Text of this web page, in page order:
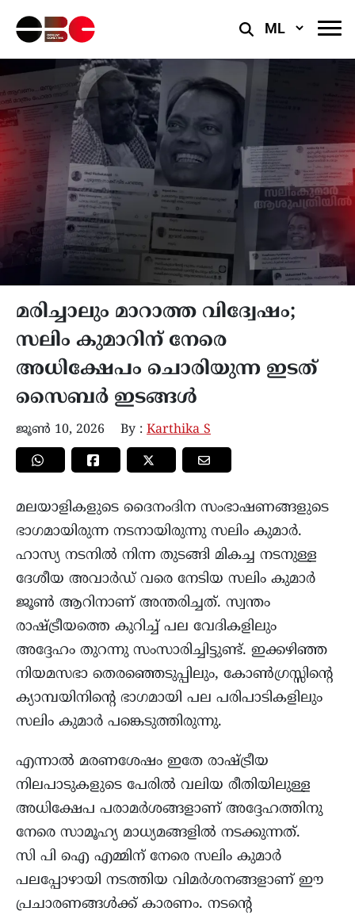
Select
മരിച്ചാലും മാറാത്ത വിദ്വേഷം;
സലിം കുമാറിന് നേരെ
അധിക്ഷേപം ചൊരിയുന്ന ഇടത്
സൈബർ ഇടങ്ങൾ
ജൂൺ 10, 2026 By : Karthika S
മലയാളികളുടെ ദൈനംദിന സംഭാഷണങ്ങളുടെ
ഭാഗമായിരുന്ന നടനായിരുന്നു സലിം കുമാര്‍.
ഹാസ്യ നടനില്‍ നിന്ന തുടങ്ങി മികച്ച നടനുള്ള
ദേശീയ അവാര്‍ഡ്‌ വരെ നേടിയ സലിം കുമാര്‍
ജൂണ്‍ ആറിനാണ് അന്തരിച്ചത്. സ്വന്തം
രാഷ്ട്രീയത്തെ കുറിച്ച് പല വേദികളിലും
അദ്ദേഹം തുറന്നു സംസാരിച്ചിട്ടുണ്ട്. ഇക്കഴിഞ്ഞ
നിയമസഭാ തെരഞ്ഞെടുപ്പിലും, കോണ്‍ഗ്രസ്സിന്റെ
ക്യാമ്പയിനിന്റെ ഭാഗമായി പല പരിപാടികളിലും
സലിം കുമാര്‍ പങ്കെടുത്തിരുന്നു.
എന്നാല്‍ മരണശേഷം ഇതേ രാഷ്ട്രീയ
നിലപാടുകളുടെ പേരില്‍ വലിയ രീതിയിലുള്ള
അധിക്ഷേപ പരാമര്‍ശങ്ങളാണ് അദ്ദേഹത്തിനു
നേരെ സാമൂഹ്യ മാധ്യമങ്ങളില്‍ നടക്കുന്നത്.
സി പി ഐ എമ്മിന് നേരെ സലിം കുമാര്‍
പലപ്പോഴായി നടത്തിയ വിമര്‍ശനങ്ങളാണ് ഈ
പ്രചാരണങ്ങള്‍ക്ക് കാരണം. നടന്റെ